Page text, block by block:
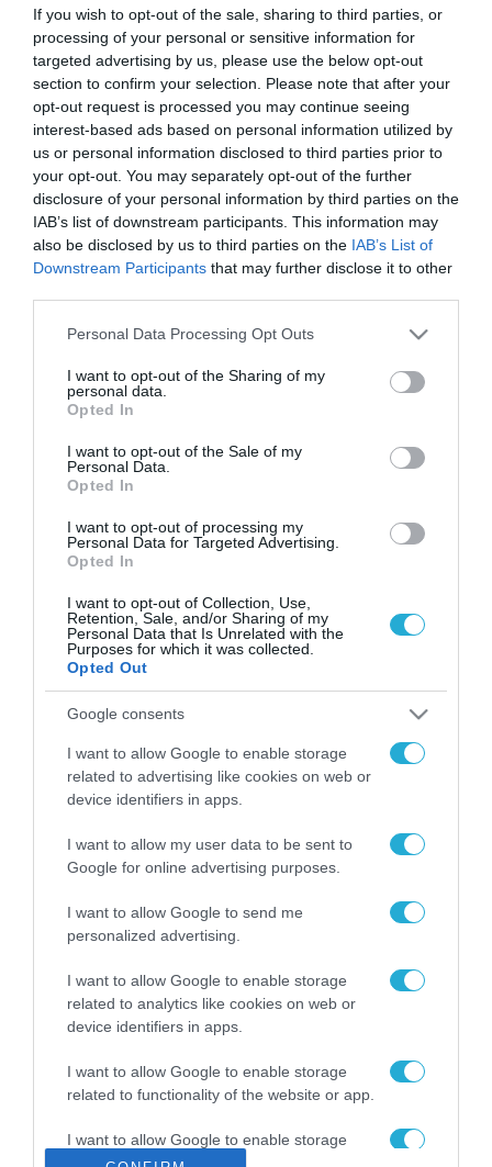
If you wish to opt-out of the sale, sharing to third parties, or
processing of your personal or sensitive information for
targeted advertising by us, please use the below opt-out
section to confirm your selection. Please note that after your
opt-out request is processed you may continue seeing
interest-based ads based on personal information utilized by
us or personal information disclosed to third parties prior to
your opt-out. You may separately opt-out of the further
disclosure of your personal information by third parties on the
IAB’s list of downstream participants. This information may
also be disclosed by us to third parties on the IAB’s List of
Downstream Participants that may further disclose it to other
Please note that this website/app uses one or more Google
not limited to your visit or usage behaviour. You may click to
grant or deny consent to Google and its third-party tags to
use your data for below specified purposes in below Google
consent section.
Personal Data Processing Opt Outs
I want to opt-out of the Sharing of my
personal data.
Opted In
I want to opt-out of the Sale of my
Personal Data.
Opted In
I want to opt-out of processing my
Personal Data for Targeted Advertising.
Opted In
I want to opt-out of Collection, Use,
Retention, Sale, and/or Sharing of my
Personal Data that Is Unrelated with the
Purposes for which it was collected.
Opted Out
Google consents
I want to allow Google to enable storage
related to advertising like cookies on web or
device identifiers in apps.
I want to allow my user data to be sent to
Google for online advertising purposes.
I want to allow Google to send me
personalized advertising.
I want to allow Google to enable storage
related to analytics like cookies on web or
device identifiers in apps.
I want to allow Google to enable storage
related to functionality of the website or app.
I want to allow Google to enable storage
related to personalization.
όχι ως […]
ΡΟΗ ΕΙΔΗΣΕΩΝ
Το χρηματοδοτούμενο
από την ΕΕ έργο “The
Gaming Police”
ενισχύει την ασφάλεια
των παιδιών στο
διαδίκτυο
31.07.2026
ΑΑΔΕ: Διευκρινίσεις
για τα πρόστιμα σε
αφορούν τους ΦΗΜ
Σ. Καλαφάτης: «Η
Τεχνητή Νοημοσύνη
δεν είναι απλώς μια
μια νέα βιομηχανική
επανάσταση»
Νέος οδηγός του ΕΚΤ
των ελληνικών